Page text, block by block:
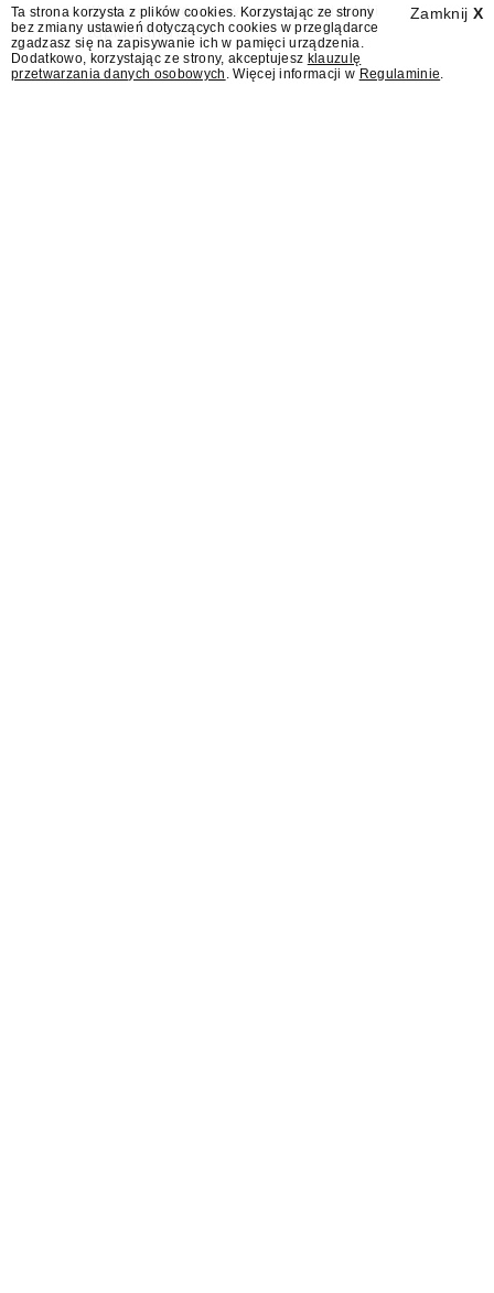
Wydawcy programów są mistrzami sztuki
zapraszania gości.
Zamknij X
Ta strona korzysta z plików cookies. Korzystając ze strony
bez zmiany ustawień dotyczących cookies w przeglądarce
zgadzasz się na zapisywanie ich w pamięci urządzenia.
Dodatkowo, korzystając ze strony, akceptujesz klauzulę
przetwarzania danych osobowych . Więcej informacji w Regulaminie.